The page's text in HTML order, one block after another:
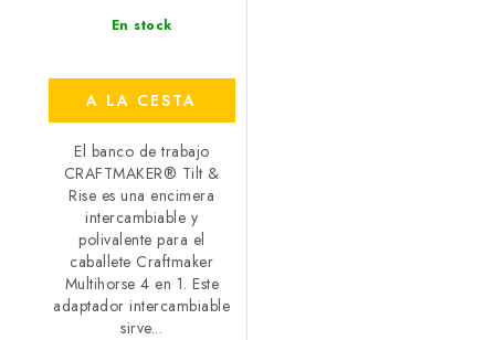
En stock
A LA CESTA
El banco de trabajo
CRAFTMAKER® Tilt &
Rise es una encimera
intercambiable y
polivalente para el
caballete Craftmaker
Multihorse 4 en 1. Este
adaptador intercambiable
sirve...